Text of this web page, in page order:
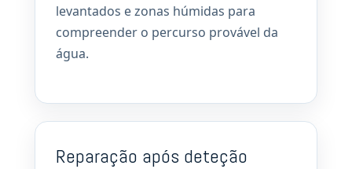
levantados e zonas húmidas para
compreender o percurso provável da
água.
Reparação após deteção